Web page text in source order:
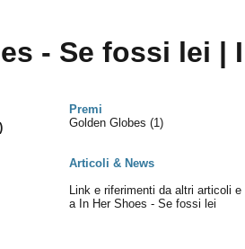
- Se fossi lei |
Premi
Golden Globes (1)
Articoli & News
Link e riferimenti da altri articoli e
a In Her Shoes - Se fossi lei